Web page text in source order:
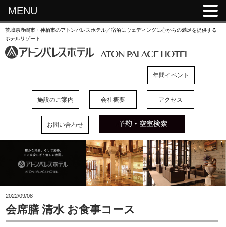
茨城県鹿嶋市・神栖市のアトンパレスホテル／宿泊にウェディングに心からの満足を提供する
ホテルリゾート
年間イベント
施設のご案内 会社概要 アクセス
お問い合わせ
2022/09/08
会席膳 清水 お食事コース
MENU